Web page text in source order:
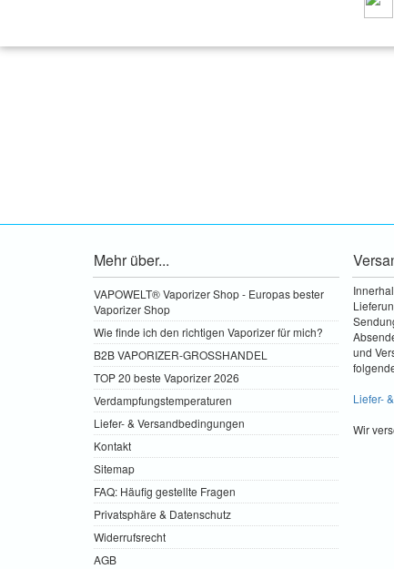
Mehr über...
VAPOWELT® Vaporizer Shop - Europas bester
Vaporizer Shop
Wie finde ich den richtigen Vaporizer für mich?
B2B VAPORIZER-GROSSHANDEL
TOP 20 beste Vaporizer 2026
Verdampfungstemperaturen
Liefer- & Versandbedingungen
Kontakt
Sitemap
FAQ: Häufig gestellte Fragen
Privatsphäre & Datenschutz
Widerrufsrecht
AGB
und
Liefer-
Wir